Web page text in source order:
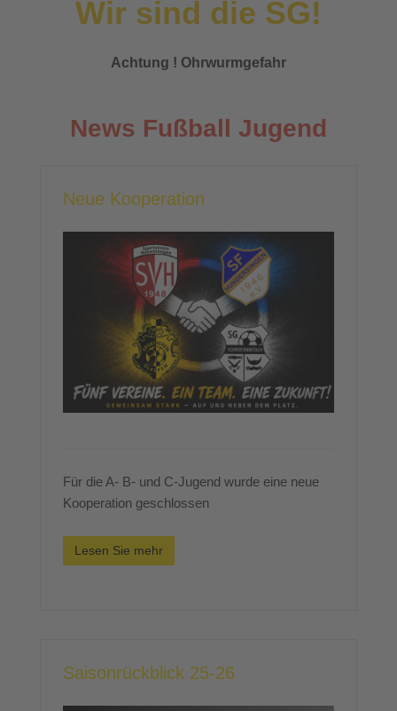
Wir sind die SG!
Achtung ! Ohrwurmgefahr
News Fußball Jugend
Neue Kooperation
Für die A- B- und C-Jugend wurde eine neue
Kooperation geschlossen
Lesen Sie mehr
Saisonrückblick 25-26